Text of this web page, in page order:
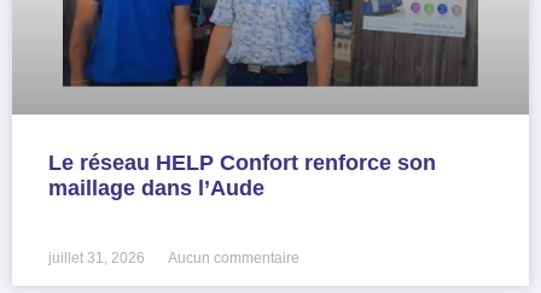
Le réseau HELP Confort renforce son
maillage dans l’Aude
juillet 31, 2026 Aucun commentaire